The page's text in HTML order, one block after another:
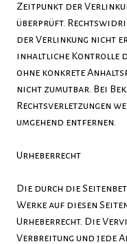
Zeitpunkt der
überprüft.
der Verlinkung nicht
inhaltliche Kontrolle
ohne konkrete
nicht zumutbar. Bei
Rechtsverletzungen
umgehend entfernen.
Urheberrecht
Die durch die
Werke auf diesen
Urheberrecht. Die
Verbreitung und jede